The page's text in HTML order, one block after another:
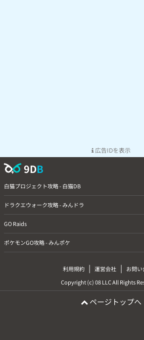
広告IDを表示
9DB
白猫プロジェクト攻略 - 白猫DB
ドラクエウォーク攻略 - みんドラ
GO Raids
ポケモンGO攻略 - みんポケ
利用規約 | 運営会社 |
お問い
Copyright (c) 08 LLC All Rights
ページトップへ